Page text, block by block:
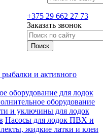
+375 29 662 27 73
Заказать звонок
и активного
оборудование для лодок
оборудование
и уключины для лодок
Насосы для лодок ПВХ и
жидкие латки и клеи